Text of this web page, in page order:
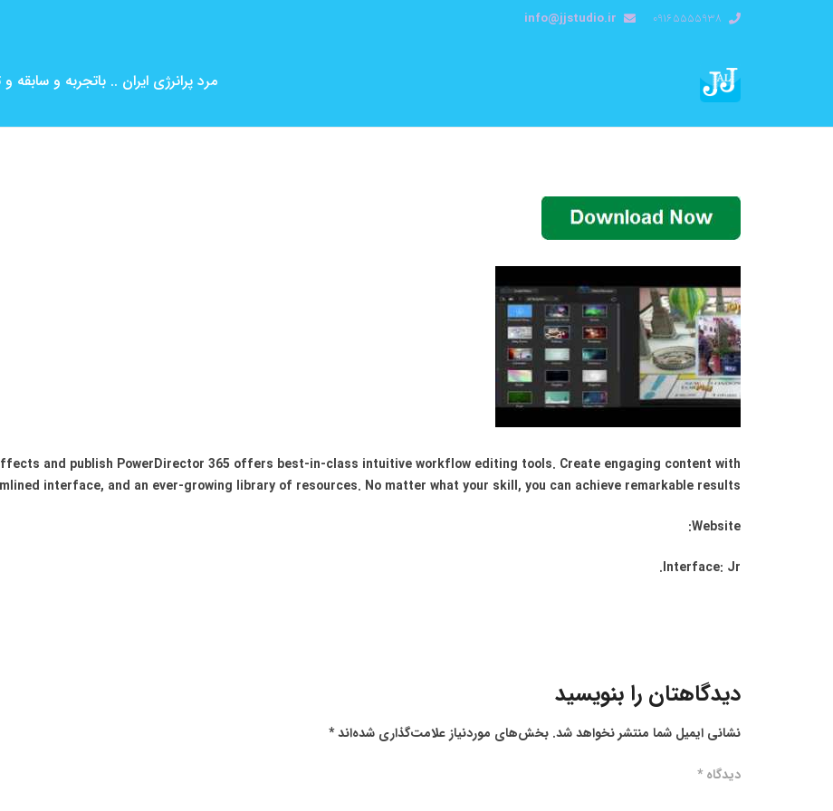
09165555938
info@jjstudio.ir
مرد پرانرژی ایران .. باتجربه و
and publish PowerDirector 365 offers best-in-class intuitive workflow editing tools. Create engaging content with
interface, and an ever-growing library of resources. No matter what your skill, you can achieve remarkable results.
Website:
Interface: Jr.
دیدگاهتان را بنویسید
نشانی ایمیل شما منتشر نخواهد شد. بخش‌های موردنیاز علامت‌گذاری شده‌اند*